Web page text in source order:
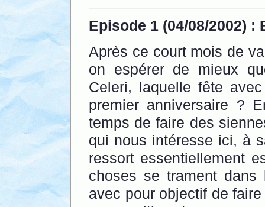
Episode 1 (04/08/2002)
Après ce court mois de
on espérer de mieux
Celeri, laquelle fête
premier anniversaire ?
temps de faire des
qui nous intéresse ici, à
ressort essentiellement
choses se trament
avec pour objectif de